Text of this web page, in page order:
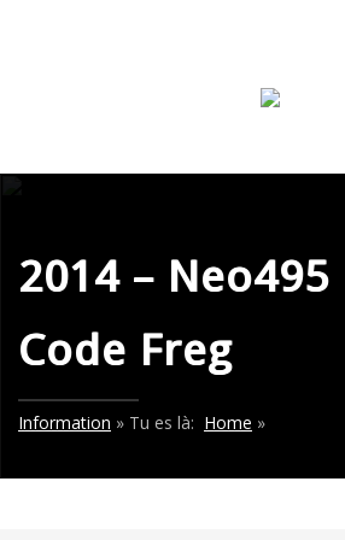
2014 – Neo495
Code Freg
Information » Tu es là: Home »